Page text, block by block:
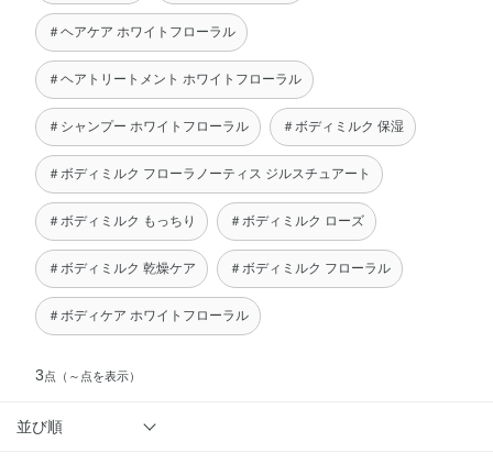
＃ヘアケア ホワイトフローラル
＃ヘアトリートメント ホワイトフローラル
＃シャンプー ホワイトフローラル ＃ボディミルク 保湿
＃ボディミルク フローラノーティス ジルスチュアート
＃ボディミルク もっちり ＃ボディミルク ローズ
＃ボディミルク 乾燥ケア ＃ボディミルク フローラル
＃ボディケア ホワイトフローラル
3点 （～点を表示）
並び順